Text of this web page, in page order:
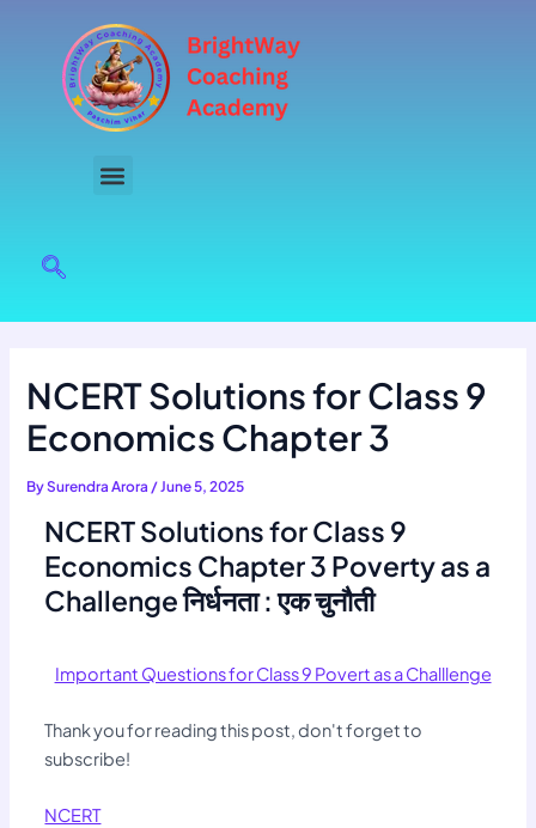
content
NCERT Solutions for Class 9
Economics Chapter 3
BySurendra Arora /June 5, 2025
NCERT Solutions for Class 9
Economics Chapter 3 Poverty as a
Challenge निर्धनता : एक चुनौती
Important Questions for Class 9 Povert as a Challlenge
Thank you for reading this post, don't forget to
subscribe!
NCERT